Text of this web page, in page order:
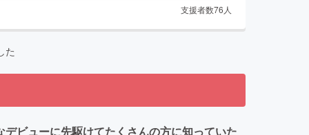
支援者数76 人
た
ビューに先駆けてたくさんの方に知っていた